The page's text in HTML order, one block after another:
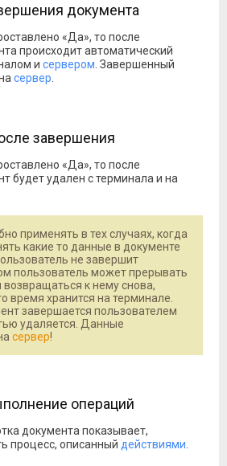
документа
«Да», то после
происходит автоматический
и сервером . Завершенный
сервер
завершения
«Да», то после
будет удален с терминала и на
применять в тех случаях, когда
какие то данные в документе
не завершит
пользователь может прерывать
к нему снова,
время хранится на терминале.
завершается пользователем
удаляется. Данные
сервер!
операций
документа показывает,
процесс, описанный действиями